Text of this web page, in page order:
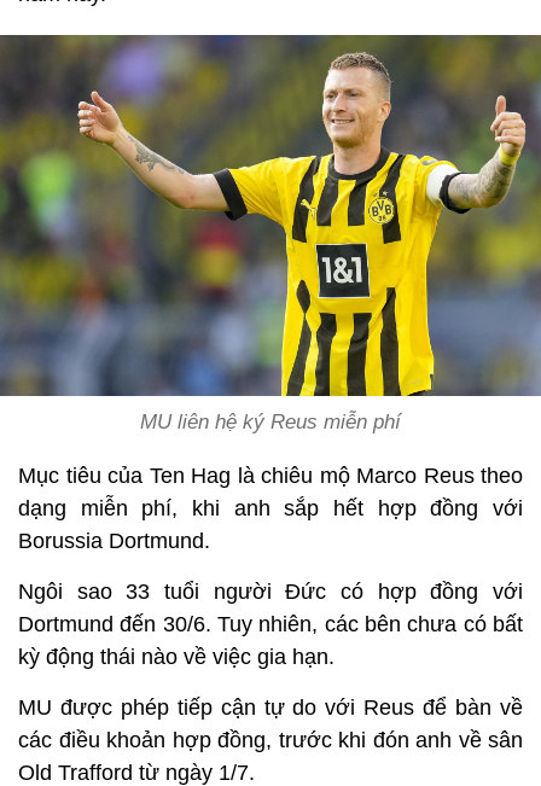
MU liên hệ ký Reus miễn phí
Mục tiêu của Ten Hag là chiêu mộ Marco Reus theo
dạng miễn phí, khi anh sắp hết hợp đồng với
Borussia Dortmund.
Ngôi sao 33 tuổi người Đức có hợp đồng với
Dortmund đến 30/6. Tuy nhiên, các bên chưa có bất
kỳ động thái nào về việc gia hạn.
MU được phép tiếp cận tự do với Reus để bàn về
các điều khoản hợp đồng, trước khi đón anh về sân
Old Trafford từ ngày 1/7.